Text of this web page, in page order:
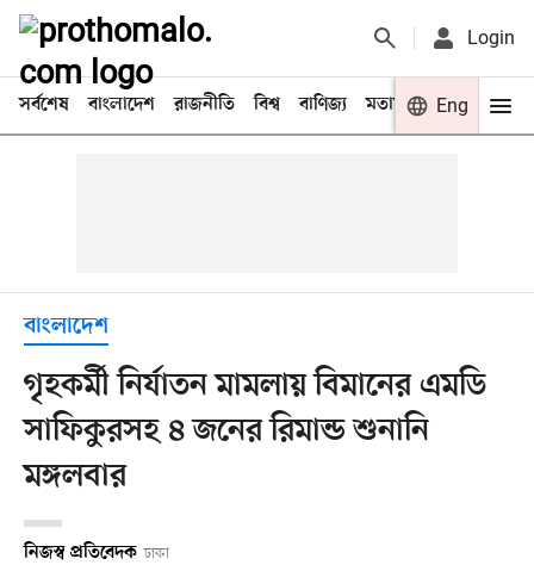
Login
সর্বশেষ বাংলাদেশ রাজনীতি বিশ্ব বাণিজ্য মতামত খেলা
Eng
বাংলাদেশ
গৃহকর্মী নির্যাতন মামলায় বিমানের এমডি
সাফিকুরসহ ৪ জনের রিমান্ড শুনানি
মঙ্গলবার
নিজস্ব প্রতিবেদক ঢাকা